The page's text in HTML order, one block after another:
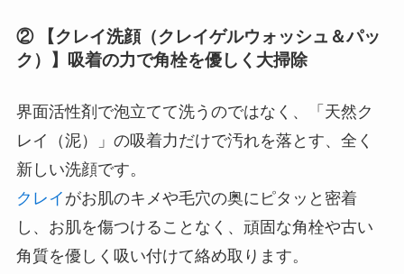
② 【クレイ洗顔（クレイゲルウォッシュ＆パッ
ク）】吸着の力で角栓を優しく大掃除
界面活性剤で泡立てて洗うのではなく、「天然ク
レイ（泥）」の吸着力だけで汚れを落とす、全く
新しい洗顔です。
クレイ がお肌のキメや毛穴の奥にピタッと密着
し、お肌を傷つけることなく、頑固な角栓や古い
角質を優しく吸い付けて絡め取ります。